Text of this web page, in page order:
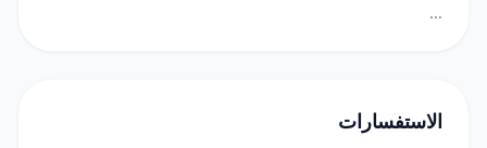
...
الاستفسارات